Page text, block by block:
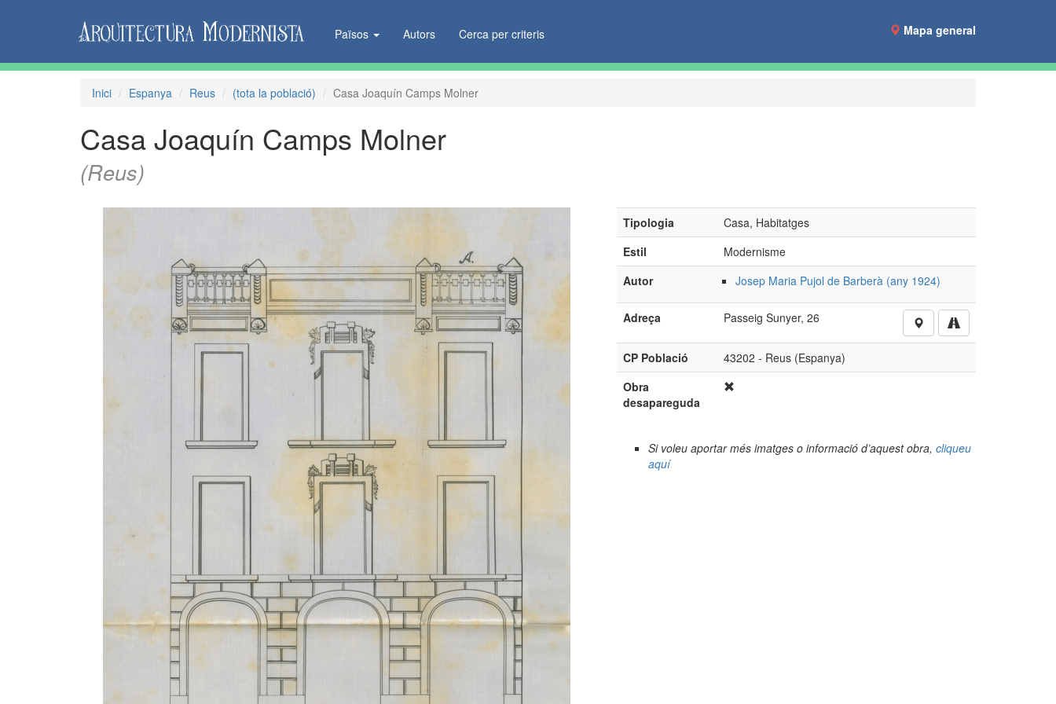
Països Autors Cerca per criteris Mapa general
Inici Espanya Reus (tota la població) Casa Joaquín Camps Molner
Casa Joaquín Camps Molner
(Reus)
Tipologia
Casa, Habitatges
Estil
Modernisme
Autor
Josep Maria Pujol de Barberà (any 1924)
Adreça Passeig Sunyer, 26
CP Població
43202 - Reus (Espanya)
Obra
desapareguda
Si voleu aportar més imatges o informació d’aquest obra, cliqueu
aquí